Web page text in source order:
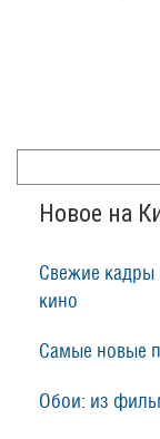
Новое на
Свежие кадры
кино
Самые новые
Обои: из